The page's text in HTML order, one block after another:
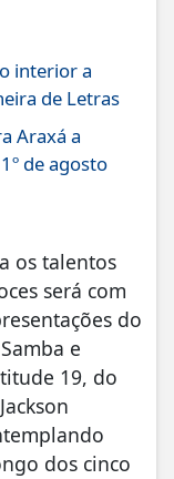
interior a
de Letras
Araxá a
de agosto
os talentos
será com
do
e
19, do
dos cinco